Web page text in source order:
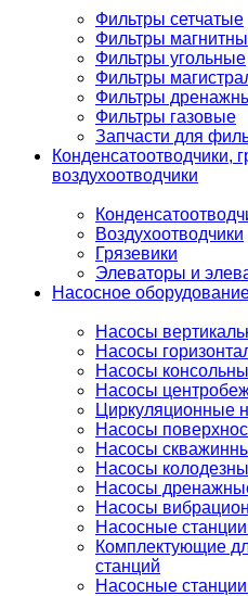
Фильтры сетчатые
Фильтры
Фильтры угольные
Фильтры
Фильтры
Фильтры газовые
Запчасти для
Конденсатоотводчики,
воздухоотводчики
Воздухоотводчики
Грязевики
Элеваторы и
Насосное
Насосы
Насосы
Насосы
Насосы
Циркуляционные
Насосы
Насосы
Насосы
Насосы
Насосы
Насосные
Комплектующие
станций
Насосные